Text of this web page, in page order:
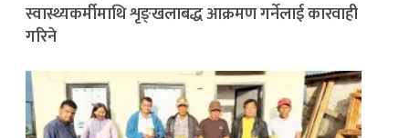
स्वास्थ्यकर्मीमाथि शृङ्खलाबद्ध आक्रमण गर्नेलाई कारवाही
गरिने